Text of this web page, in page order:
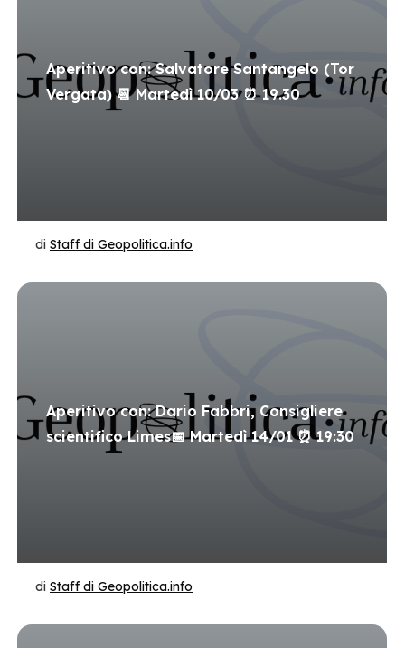
Aperitivo con: Salvatore Santangelo (Tor
Vergata) 📆 Martedì 10/03 ⏰ 19.30
di Staff di Geopolitica.info
Aperitivo con: Dario Fabbri, Consigliere
scientifico Limes📅 Martedì 14/01 ⏰ 19:30
di Staff di Geopolitica.info